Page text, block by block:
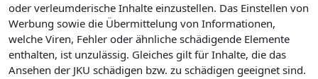
oder verleumderische Inhalte einzustellen. Das Einstellen von
Werbung sowie die Übermittelung von Informationen,
welche Viren, Fehler oder ähnliche schädigende Elemente
enthalten, ist unzulässig. Gleiches gilt für Inhalte, die das
Ansehen der JKU schädigen bzw. zu schädigen geeignet sind.